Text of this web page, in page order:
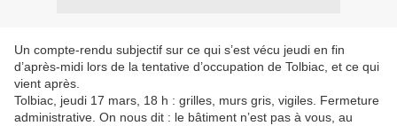
Un compte-rendu subjectif sur ce qui s’est vécu jeudi en fin
d’après-midi lors de la tentative d’occupation de Tolbiac, et ce qui
vient après.
Tolbiac, jeudi 17 mars, 18 h : grilles, murs gris, vigiles. Fermeture
administrative. On nous dit : le bâtiment n’est pas à vous, au